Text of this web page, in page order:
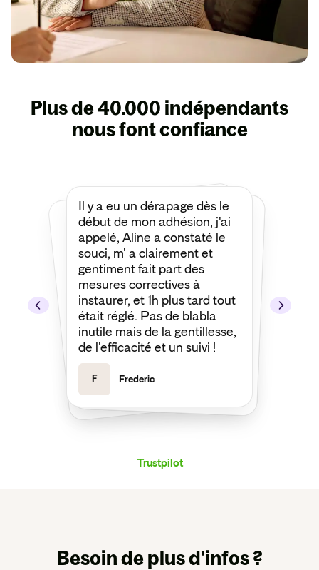
Plus de 40.000 indépendants
nous font confiance
Je tiens à remercier François
d'Insify d’avoir défendu une
de mes demandes de prise
en charge les plus
compliquées et les plus
délicates. Grâce à lui,
l’assureur a fini par accepter
ma demande. Merci encore !
J Joseph
Il y a eu un dérapage dès le
début de mon adhésion, j'ai
appelé, Aline a constaté le
souci, m' a clairement et
gentiment fait part des
mesures correctives à
instaurer, et 1h plus tard tout
était réglé. Pas de blabla
inutile mais de la gentillesse,
de l'efficacité et un suivi !
F Frederic
Trustpilot
Besoin de plus d'infos ?